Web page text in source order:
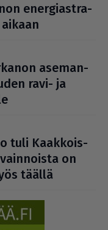
ener­gi­ast­ra­
ase­man­
ravi- ja
tuli Kaakkois-
on
täällä